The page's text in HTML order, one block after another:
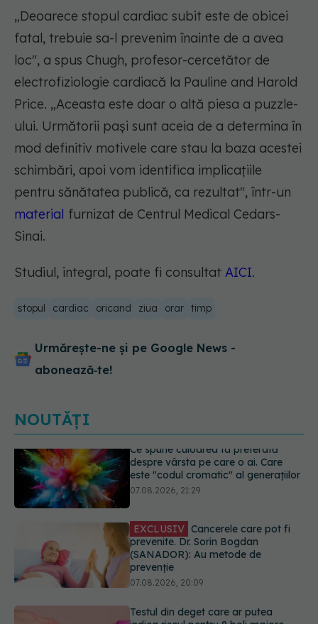
„Deoarece stopul cardiac subit este de obicei
fatal, trebuie sa-l prevenim înainte de a avea
loc", a spus Chugh, profesor-cercetător de
electrofiziologie cardiacă la Pauline and Harold
Price. „Aceasta este doar o altă piesa a puzzle-
ului. Următorii pași sunt aceia de a determina în
mod definitiv motivele care stau la baza acestei
schimbări, apoi vom identifica implicațiile
pentru sănătatea publică, ca rezultat", într-un
material furnizat de Centrul Medical Cedars-
Sinai.
Studiul, integral, poate fi consultat AICI.
stopul cardiac oricand ziua orar timp
Urmărește-ne și pe Google News -
abonează‑te!
NOUTĂȚI
EXCLUSIV Cancerele care pot fi
prevenite. Dr. Sorin Bogdan
(SANADOR): Au metode de
07.08.2026, 20:09
Testul din deget care ar putea
indica riscul pentru 8 boli majore
07.08.2026, 18:34